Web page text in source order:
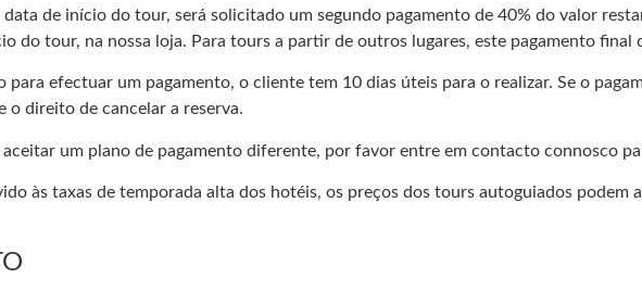
data de início do tour, será solicitado um segundo pagamento de 40% do valor
do tour, na nossa loja. Para tours a partir de outros lugares, este pagamento
efectuar um pagamento, o cliente tem 10 dias úteis para o realizar. Se o
o direito de cancelar a reserva.
aceitar um plano de pagamento diferente, por favor entre em contacto connosco
às taxas de temporada alta dos hotéis, os preços dos tours autoguiados